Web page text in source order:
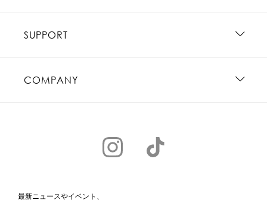
SUPPORT
COMPANY
最新ニュースやイベント、